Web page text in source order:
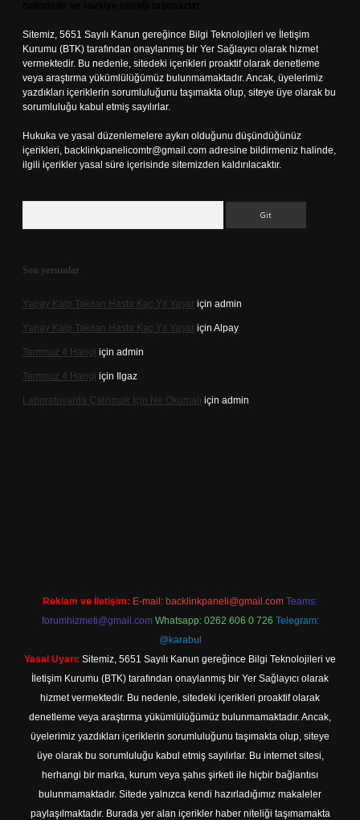
Sitemiz, 5651 Sayılı Kanun gereğince Bilgi Teknolojileri ve İletişim
Kurumu (BTK) tarafından onaylanmış bir Yer Sağlayıcı olarak hizmet
vermektedir. Bu nedenle, sitedeki içerikleri proaktif olarak denetleme
veya araştırma yükümlülüğümüz bulunmamaktadır. Ancak, üyelerimiz
yazdıkları içeriklerin sorumluluğunu taşımakta olup, siteye üye olarak bu
sorumluluğu kabul etmiş sayılırlar.
Hukuka ve yasal düzenlemelere aykırı olduğunu düşündüğünüz
içerikleri, backlinkpanelicomtr@gmail.com adresine bildirmeniz halinde,
ilgili içerikler yasal süre içerisinde sitemizden kaldırılacaktır.
Son yorumlar
Yapay Kalp Takılan Hasta Kaç Yıl Yaşar için admin
Yapay Kalp Takılan Hasta Kaç Yıl Yaşar için Alpay
Temmuz 4 Hangi için admin
Temmuz 4 Hangi için Ilgaz
Laboratuvarda Çalışmak Için Ne Okumalı için admin
Reklam ve İletişim: E-mail: backlinkpaneli@gmail.com Teams:
forumhizmeti@gmail.com Whatsapp: 0262 606 0 726 Telegram:
@karabul
Yasal Uyarı: Sitemiz, 5651 Sayılı Kanun gereğince Bilgi Teknolojileri ve
İletişim Kurumu (BTK) tarafından onaylanmış bir Yer Sağlayıcı olarak
hizmet vermektedir. Bu nedenle, sitedeki içerikleri proaktif olarak
denetleme veya araştırma yükümlülüğümüz bulunmamaktadır. Ancak,
üyelerimiz yazdıkları içeriklerin sorumluluğunu taşımakta olup, siteye
üye olarak bu sorumluluğu kabul etmiş sayılırlar. Bu internet sitesi,
herhangi bir marka, kurum veya şahıs şirketi ile hiçbir bağlantısı
bulunmamaktadır. Sitede yalnızca kendi hazırladığımız makaleler
paylaşılmaktadır. Burada yer alan içerikler haber niteliği taşımamakta